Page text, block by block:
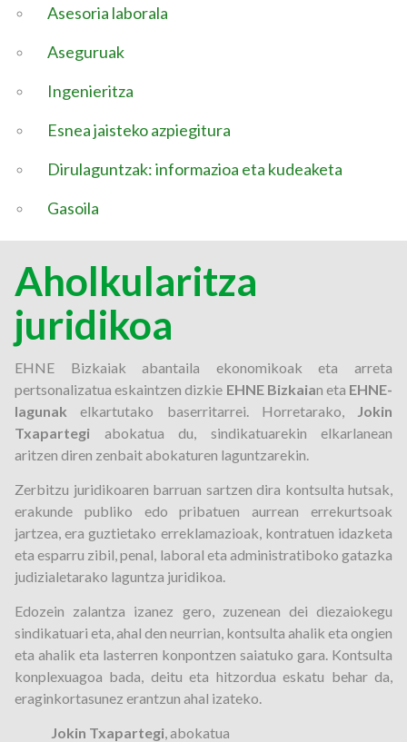
Asesoria laborala
Aseguruak
Ingenieritza
Esnea jaisteko azpiegitura
Dirulaguntzak: informazioa eta kudeaketa
Gasoila
Aholkularitza
juridikoa
EHNE Bizkaiak abantaila ekonomikoak eta arreta
pertsonalizatua eskaintzen dizkie EHNE Bizkaian eta EHNE-
lagunak elkartutako baserritarrei. Horretarako, Jokin
Txapartegi abokatua du, sindikatuarekin elkarlanean
aritzen diren zenbait abokaturen laguntzarekin.
Zerbitzu juridikoaren barruan sartzen dira kontsulta hutsak,
erakunde publiko edo pribatuen aurrean errekurtsoak
jartzea, era guztietako erreklamazioak, kontratuen idazketa
eta esparru zibil, penal, laboral eta administratiboko gatazka
judizialetarako laguntza juridikoa.
Edozein zalantza izanez gero, zuzenean dei diezaiokegu
sindikatuari eta, ahal den neurrian, kontsulta ahalik eta ongien
eta ahalik eta lasterren konpontzen saiatuko gara. Kontsulta
konplexuagoa bada, deitu eta hitzordua eskatu behar da,
eraginkortasunez erantzun ahal izateko.
Jokin Txapartegi, abokatua